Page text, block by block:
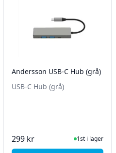
Andersson USB-C Hub (grå)
USB-C Hub (grå)
299 kr I Lager1st i lager